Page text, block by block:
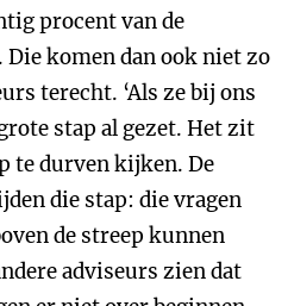
procent van de
Die komen dan ook niet zo
terecht. ‘Als ze bij ons
stap al gezet. Het zit
te durven kijken. De
die stap: die vragen
de streep kunnen
adviseurs zien dat